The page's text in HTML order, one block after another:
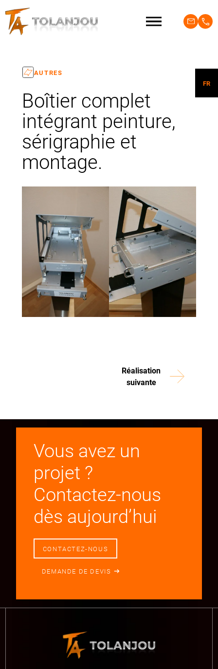
AUTRES
Boîtier complet
intégrant peinture,
sérigraphie et
montage.
Réalisation
suivante
Vous avez un
projet ?
Contactez-nous
dès aujourd’hui
CONTACTEZ-NOUS
DEMANDE DE DEVIS
FR